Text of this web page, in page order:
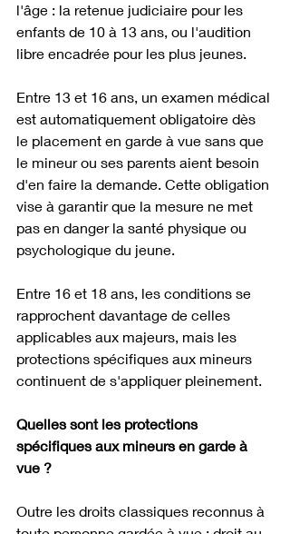
l'âge : la retenue judiciaire pour les
enfants de 10 à 13 ans, ou l'audition
libre encadrée pour les plus jeunes.
Entre 13 et 16 ans, un examen médical
est automatiquement obligatoire dès
le placement en garde à vue sans que
le mineur ou ses parents aient besoin
d'en faire la demande. Cette obligation
vise à garantir que la mesure ne met
pas en danger la santé physique ou
psychologique du jeune.
Entre 16 et 18 ans, les conditions se
rapprochent davantage de celles
applicables aux majeurs, mais les
protections spécifiques aux mineurs
continuent de s'appliquer pleinement.
Quelles sont les protections
spécifiques aux mineurs en garde à
vue ?
Outre les droits classiques reconnus à